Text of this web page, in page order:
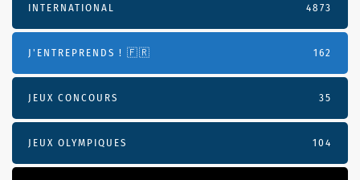
INTERNATIONAL 4873
J'ENTREPRENDS ! 🇫🇷 162
JEUX CONCOURS 35
JEUX OLYMPIQUES 104